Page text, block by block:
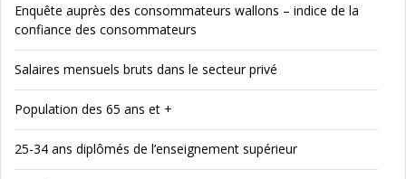
Enquête auprès des consommateurs wallons – indice de la
confiance des consommateurs
Salaires mensuels bruts dans le secteur privé
Population des 65 ans et +
25-34 ans diplômés de l’enseignement supérieur